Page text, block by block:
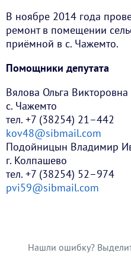
В ноябре 2014 года
ремонт в помещении
приёмной в с. Чажемто.
Помощники депутата
Вялова Ольга Викторовна
с. Чажемто
тел. +7 (38254) 21–442
kov48@sibmail.com
Подойницын Владимир
г. Колпашево
тел. +7 (38254) 52–974
pvi59@sibmail.com
Нашли ошибку?